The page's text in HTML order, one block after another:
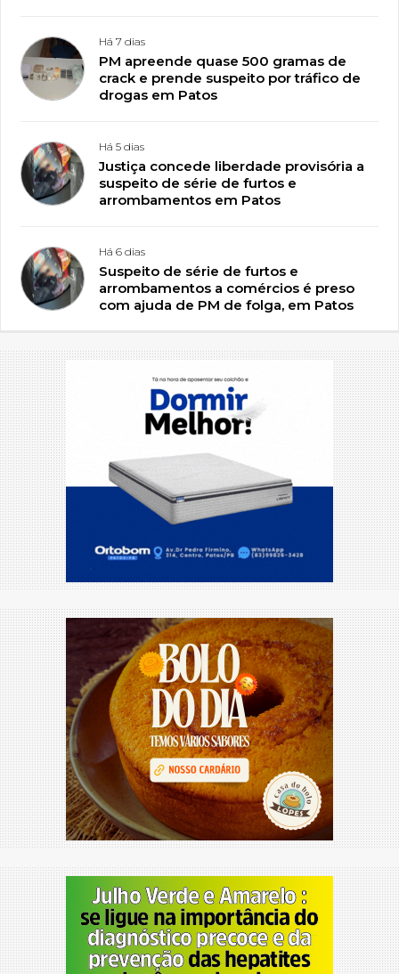
Há 7 dias
PM apreende quase 500 gramas de
crack e prende suspeito por tráfico de
drogas em Patos
Há 5 dias
Justiça concede liberdade provisória a
suspeito de série de furtos e
arrombamentos em Patos
Há 6 dias
Suspeito de série de furtos e
arrombamentos a comércios é preso
com ajuda de PM de folga, em Patos